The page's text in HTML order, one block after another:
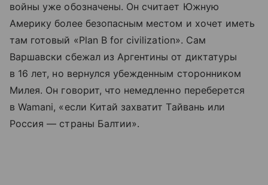
войны уже обозначены. Он считает Южную
Америку более безопасным местом и хочет иметь
там готовый «Plan B for civilization». Сам
Варшавски сбежал из Аргентины от диктатуры
в 16 лет, но вернулся убежденным сторонником
Милея. Он говорит, что немедленно переберется
в Wamani, «если Китай захватит Тайвань или
Россия — страны Балтии».